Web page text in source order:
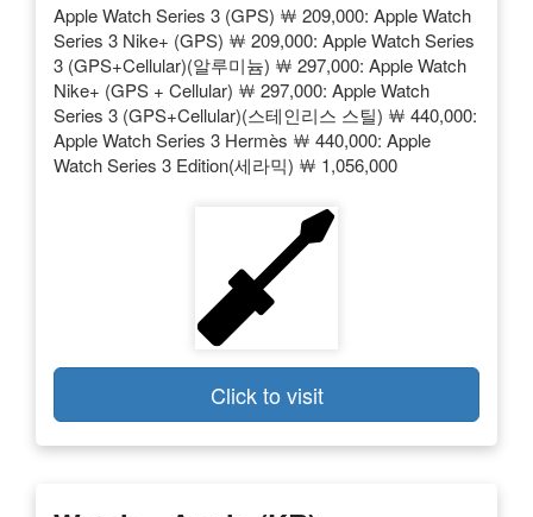
Apple Watch Series 3 (GPS) ￦ 209,000: Apple Watch
Series 3 Nike+ (GPS) ￦ 209,000: Apple Watch Series
3 (GPS+Cellular)(알루미늄) ￦ 297,000: Apple Watch
Nike+ (GPS + Cellular) ￦ 297,000: Apple Watch
Series 3 (GPS+Cellular)(스테인리스 스틸) ￦ 440,000:
Apple Watch Series 3 Hermès ￦ 440,000: Apple
Watch Series 3 Edition(세라믹) ￦ 1,056,000
Click to visit